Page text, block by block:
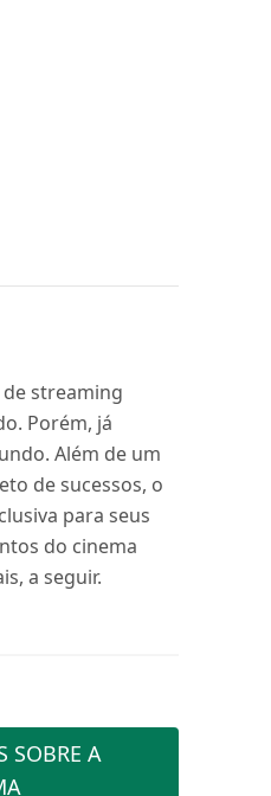
streaming
Porém, já
Além de um
de sucessos, o
para seus
do cinema
a seguir.
SOBRE A